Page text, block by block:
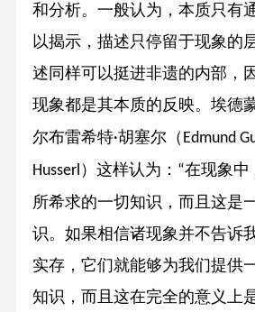
和分析。一般认为，本质只有
以揭示，描述只停留于现象的
述同样可以挺进非遗的内部，
现象都是其本质的反映。埃德
尔布雷希特·胡塞尔（ Edmund
Husserl ）这样认为： “在现象中
所希求的一切知识，而且这是
识。如果相信诸现象并不告诉
实存，它们就能够为我们提供
知识，而且这在完全的意义上